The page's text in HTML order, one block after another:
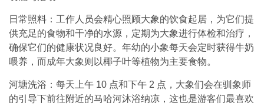
日常照料：工作人员会精心照顾大象的饮食起居，为它们提
供充足的食物和干净的水源，定期为大象进行体检和治疗，
确保它们的健康状况良好。年幼的小象每天会定时获得牛奶
喂养，而成年大象则以椰子叶等植物为主要食物。
河塘洗浴：每天上午 10 点和下午 2 点，大象们会在驯象师
的引导下前往附近的马哈河沐浴纳凉，这也是游客们最喜欢